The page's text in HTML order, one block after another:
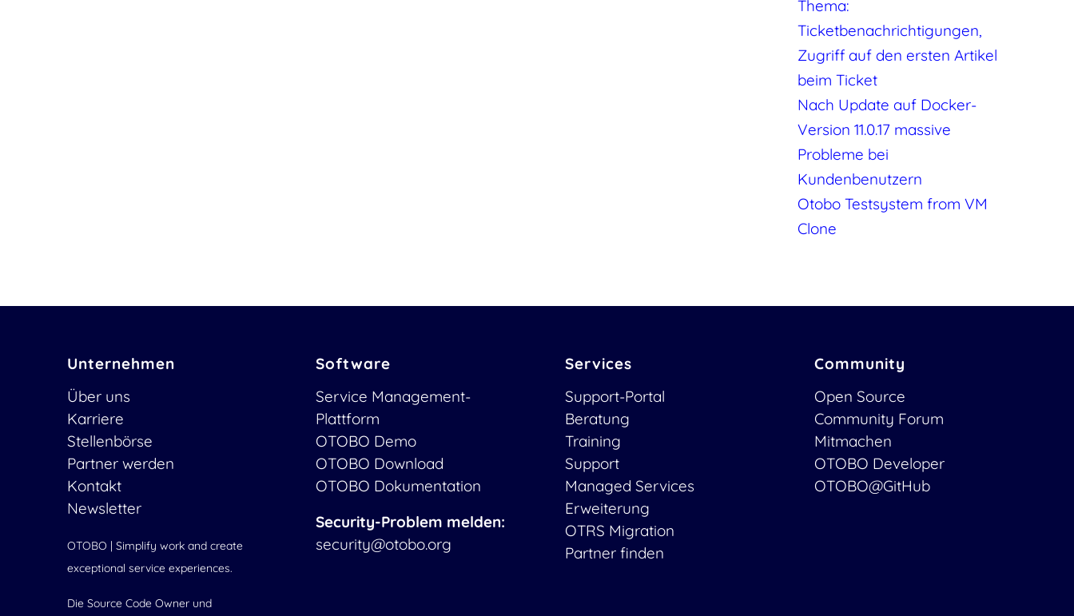
Thema:
Ticketbenachrichtigungen,
Zugriff auf den ersten Artikel
beim Ticket
Nach Update auf Docker-
Version 11.0.17 massive
Probleme bei
Kundenbenutzern
Otobo Testsystem from VM
Clone
Unternehmen
Über uns
Karriere
Stellenbörse
Partner werden
Kontakt
Newsletter
OTOBO | Simplify work and create
exceptional service experiences.
Die Source Code Owner und
Software
Service Management-
Plattform
OTOBO Demo
OTOBO Download
OTOBO Dokumentation
Security-Problem melden:
security@otobo.org
Services
Support-Portal
Beratung
Training
Support
Managed Services
Erweiterung
OTRS Migration
Partner finden
Community
Open Source
Community Forum
Mitmachen
OTOBO Developer
OTOBO@GitHub